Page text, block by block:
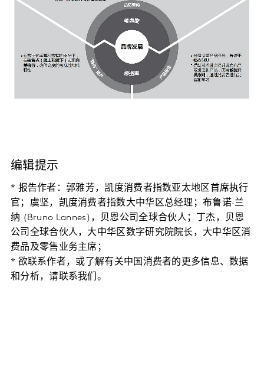
编辑提示
* 报告作者：郭雅芳，凯度消费者指数亚太地区首席执行
官；虞坚，凯度消费者指数大中华区总经理；布鲁诺·兰
纳 (Bruno Lannes)，贝恩公司全球合伙人；丁杰，贝恩
公司全球合伙人，大中华区数字研究院院长，大中华区消
费品及零售业务主席；
* 欲联系作者，或了解有关中国消费者的更多信息、数据
和分析，请联系我们。